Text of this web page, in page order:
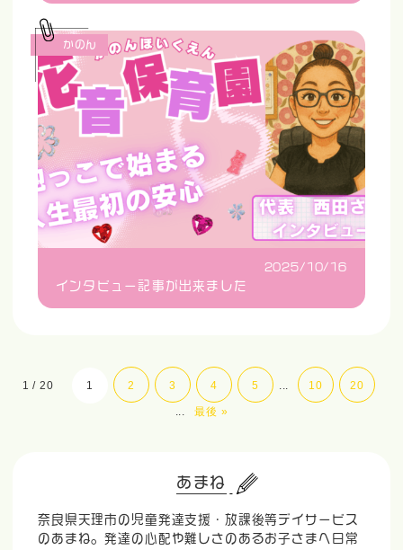
2025/10/16
インタビュー記事が出来ました
かのん
1 / 20 1 2 3 4 5 ... 10 20
... 最後 »
あまね
奈良県天理市の児童発達支援・放課後等デイサービス
のあまね。発達の心配や難しさのあるお子さまへ日常